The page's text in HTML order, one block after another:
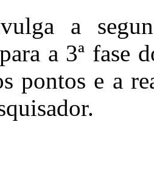
a
a 3ª fase
pontos e a